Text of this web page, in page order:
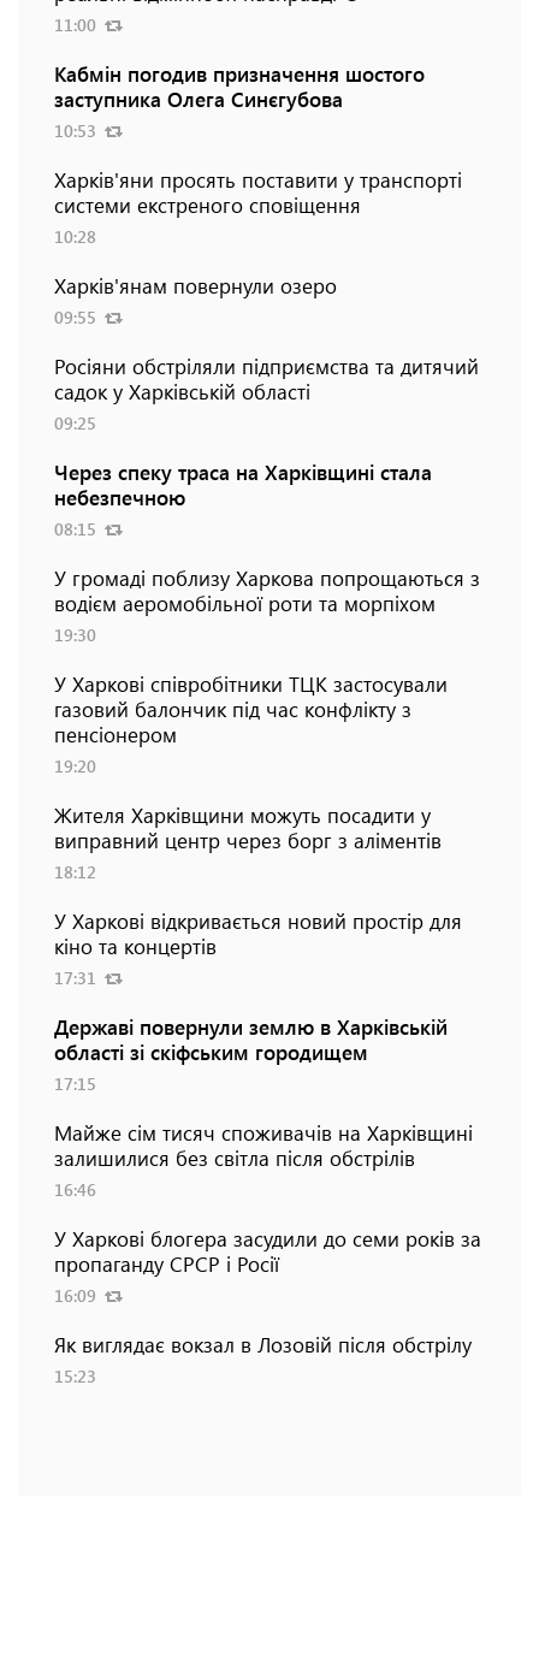
11:00
Кабмін погодив призначення шостого
заступника Олега Синєгубова
10:53
Харків'яни просять поставити у транспорті
системи екстреного сповіщення
10:28
Харків'янам повернули озеро
09:55
Росіяни обстріляли підприємства та дитячий
садок у Харківській області
09:25
Через спеку траса на Харківщині стала
небезпечною
08:15
У громаді поблизу Харкова попрощаються з
водієм аеромобільної роти та морпіхом
19:30
У Харкові співробітники ТЦК застосували
газовий балончик під час конфлікту з
пенсіонером
19:20
Жителя Харківщини можуть посадити у
виправний центр через борг з аліментів
18:12
У Харкові відкривається новий простір для
кіно та концертів
17:31
Державі повернули землю в Харківській
області зі скіфським городищем
17:15
Майже сім тисяч споживачів на Харківщині
залишилися без світла після обстрілів
16:46
У Харкові блогера засудили до семи років за
пропаганду СРСР і Росії
16:09
Як виглядає вокзал в Лозовій після обстрілу
15:23